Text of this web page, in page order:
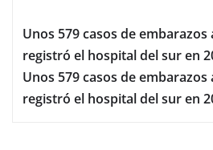
Unos 579 casos de embarazos
registró el hospital del sur en
Unos 579 casos de embarazos
registró el hospital del sur en